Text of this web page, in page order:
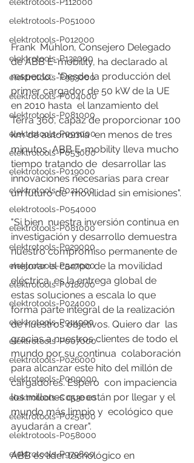
elektrotools-P051000
elektrotools-P012000
elektrotools-P132000
elektrotools-P993000
elektrotools-P004000
elektrotools-P081000
elektrotools-P093000
elektrotools-P053000
elektrotools-P019000
elektrotools-P021000
elektrotools-P054000
elektrotools-P081000
elektrotools-P929000
elektrotools-P547000
elektrotools-P018000
elektrotools-P024000
elektrotools-P914900
elektrotools-P007000
elektrotools-P026000
elektrotools-P009000
elektrotools-C053000
elektrotools-P025000
elektrotools-P058000
elektrotools-P979800
Frank  Mühlon, Consejero Delegado
de ABB E-mobility, ha declarado al
respecto:  "Desde la producción del
primer cargador de 50 kW de la UE
en 2010 hasta  el lanzamiento del
Terra 360, capaz de proporcionar 100
km de autonomía  en menos de tres
minutos, ABB E-mobility lleva mucho
tiempo tratando de  desarrollar las
innovaciones necesarias para crear
un futuro de  movilidad sin emisiones".
"Si bien  nuestra inversión continua en
investigación y desarrollo demuestra
nuestro compromiso permanente de
mejorar el campo de la movilidad
eléctrica, es la entrega global de
estas soluciones a escala lo que
forma parte integral de la realización
de nuestros objetivos. Quiero dar  las
gracias a nuestros clientes de todo el
mundo por su continua  colaboración
para alcanzar este hito del millón de
cargadores. Espero  con impaciencia
los millones que están por llegar y el
mundo más limpio y  ecológico que
ayudarán a crear".
ABB es líder tecnológico en